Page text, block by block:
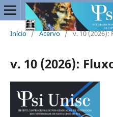
Início / Acervo / v. 10 (2026):
v. 10 (2026):